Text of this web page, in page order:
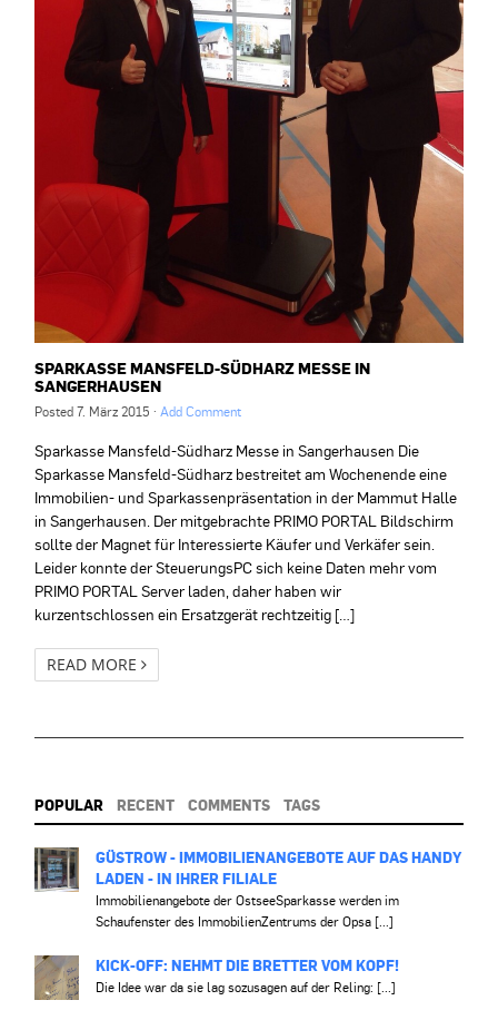
SPARKASSE MANSFELD-SÜDHARZ MESSE IN
SANGERHAUSEN
Posted7. März 2015 ·Add Comment
Sparkasse Mansfeld-Südharz Messe in Sangerhausen Die
Sparkasse Mansfeld-Südharz bestreitet am Wochenende eine
Immobilien- und Sparkassenpräsentation in der Mammut Halle
in Sangerhausen. Der mitgebrachte PRIMO PORTAL Bildschirm
sollte der Magnet für Interessierte Käufer und Verkäfer sein.
Leider konnte der SteuerungsPC sich keine Daten mehr vom
PRIMO PORTAL Server laden, daher haben wir
kurzentschlossen ein Ersatzgerät rechtzeitig […]
READ MORE
POPULAR RECENT COMMENTS TAGS
GÜSTROW - IMMOBILIENANGEBOTE AUF DAS HANDY
LADEN - IN IHRER FILIALE
Immobilienangebote der OstseeSparkasse werden im
Schaufenster des ImmobilienZentrums der Opsa [...]
KICK-OFF: NEHMT DIE BRETTER VOM KOPF!
Die Idee war da sie lag sozusagen auf der Reling: [...]